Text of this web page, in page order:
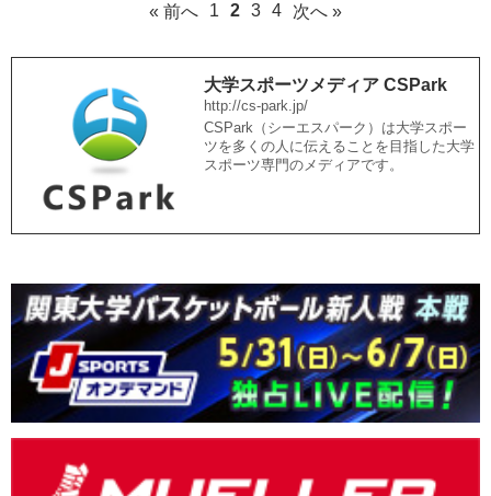
« 前へ 1 2 3 4 次へ »
大学スポーツメディア CSPark
http://cs-park.jp/
CSPark（シーエスパーク）は大学スポー
ツを多くの人に伝えることを目指した大学
スポーツ専門のメディアです。